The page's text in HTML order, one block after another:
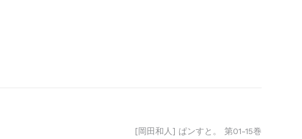
[岡田和人] ぱンすと。 第01-15巻